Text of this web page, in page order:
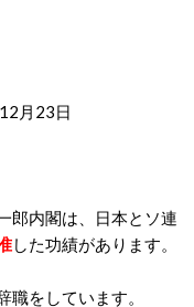
月23日
郎内閣は、日本とソ連
した功績があります。
をしています。